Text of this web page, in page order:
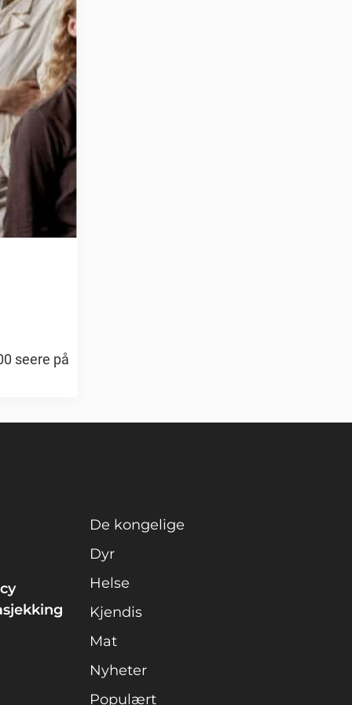
seere på
De kongelige
Dyr
Helse
Kjendis
Mat
Nyheter
Populært